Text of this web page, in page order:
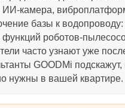
ИИ-камера,
базы к
функций роботов-
часто узнают уже
GOODMi подскажут,
нужны в вашей квартире.